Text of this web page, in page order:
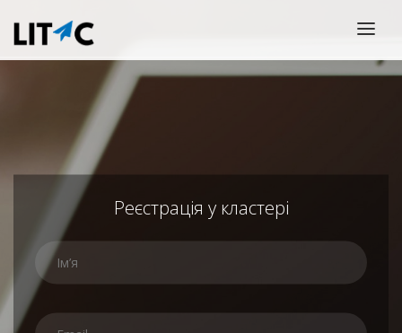
КАЛЕНДАР ПОДІЙ
Реєстрація у кластері